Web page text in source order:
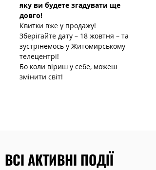
яку ви будете згадувати ще
довго!
Квитки вже у продажу!
Зберігайте дату – 18 жовтня – та
зустрінемось у Житомирському
телецентрі!
Бо коли віриш у себе, можеш
змінити світ!
ВСІ АКТИВНІ ПОДІЇ